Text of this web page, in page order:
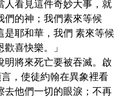
人看見這件奇妙大事，就
們的神；我們素來等候
是耶和華，我們 素來等候
喜快樂。」
明將來死亡要被吞滅。啟
，使徒約翰在異象裡看
去他們一切的眼淚；不再